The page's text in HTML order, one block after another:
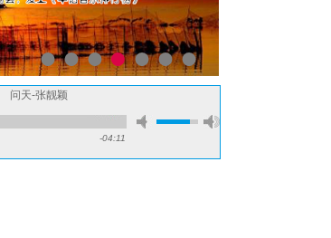
问天-张靓颖
-04:11